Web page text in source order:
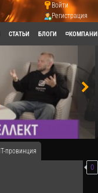
Войти
Регистрация
СТАТЬИ БЛОГИ
IT-провинция
0